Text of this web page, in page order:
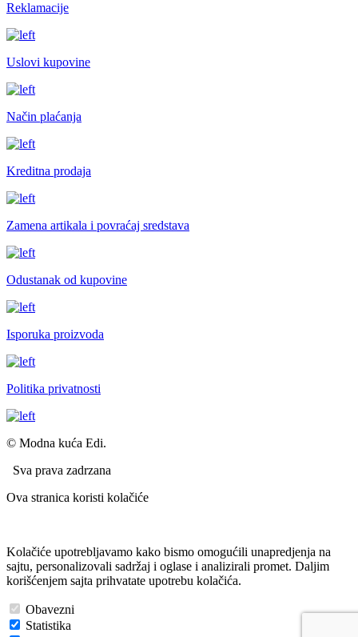
Reklamacije
Uslovi kupovine
Način plaćanja
Kreditna prodaja
Zamena artikala i povraćaj sredstava
Odustanak od kupovine
Isporuka proizvoda
Politika privatnosti
© Modna kuća Edi.
Sva prava zadrzana
Ova stranica koristi kolačiće
Kolačiće upotrebljavamo kako bismo omogućili unapredjenja na
sajtu, personalizovali sadržaj i oglase i analizirali promet. Daljim
korišćenjem sajta prihvatate upotrebu kolačića.
Obavezni
Statistika